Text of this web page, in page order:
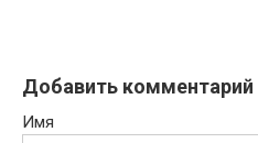
Добавить комментарий
Имя